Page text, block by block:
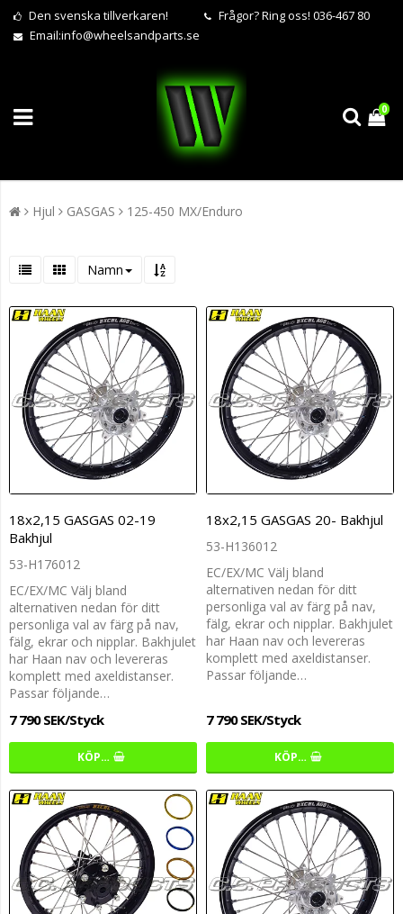
Den svenska tillverkaren! Frågor?Ring oss! 036-467 80
Email:info@wheelsandparts.se
0
Hjul GASGAS 125-450 MX/Enduro
Namn
18x2,15 GASGAS 02-19
Bakhjul
53-H176012
EC/EX/MC Välj bland
alternativen nedan för ditt
personliga val av färg på nav,
fälg, ekrar och nipplar. Bakhjulet
har Haan nav och levereras
komplett med axeldistanser.
Passar följande…
7 790 SEK/Styck
KÖP…
18x2,15 GASGAS 20- Bakhjul
53-H136012
EC/EX/MC Välj bland
alternativen nedan för ditt
personliga val av färg på nav,
fälg, ekrar och nipplar. Bakhjulet
har Haan nav och levereras
komplett med axeldistanser.
Passar följande…
7 790 SEK/Styck
KÖP…